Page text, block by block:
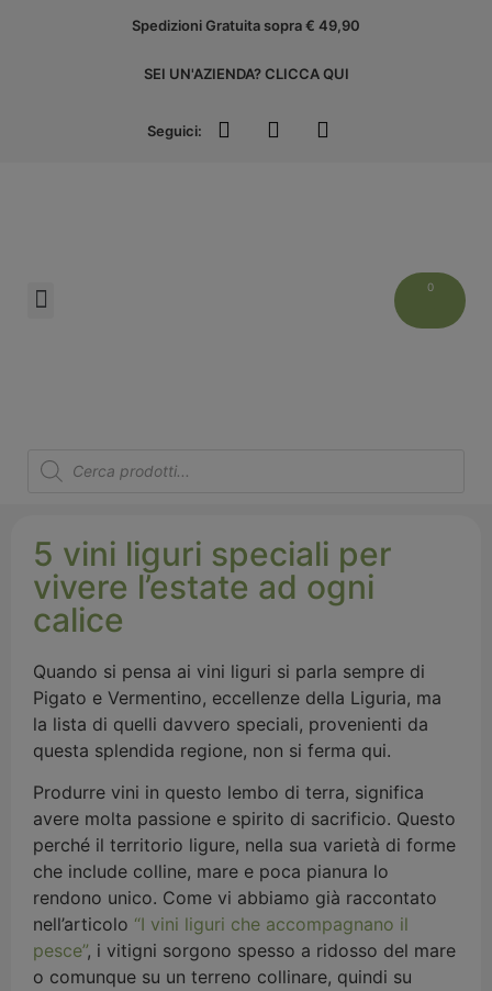
Spedizioni Gratuita sopra € 49,90
SEI UN'AZIENDA? CLICCA QUI
Seguici:
5 vini liguri speciali per
vivere l’estate ad ogni
calice
Quando si pensa ai vini liguri si parla sempre di
Pigato e Vermentino, eccellenze della Liguria, ma
la lista di quelli davvero speciali, provenienti da
questa splendida regione, non si ferma qui.
Produrre vini in questo lembo di terra, significa
avere molta passione e spirito di sacrificio. Questo
perché il territorio ligure, nella sua varietà di forme
che include colline, mare e poca pianura lo
rendono unico. Come vi abbiamo già raccontato
nell’articolo “I vini liguri che accompagnano il
pesce”, i vitigni sorgono spesso a ridosso del mare
o comunque su un terreno collinare, quindi su